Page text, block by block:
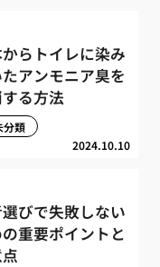
らトイレに染み
アンモニア臭を
る方法
2024.10.10
分類
びで失敗しない
重要ポイントと